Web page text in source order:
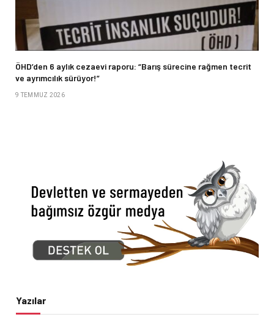
ÖHD’den 6 aylık cezaevi raporu: “Barış sürecine rağmen tecrit
ve ayrımcılık sürüyor!”
9 TEMMUZ 2026
Yazılar